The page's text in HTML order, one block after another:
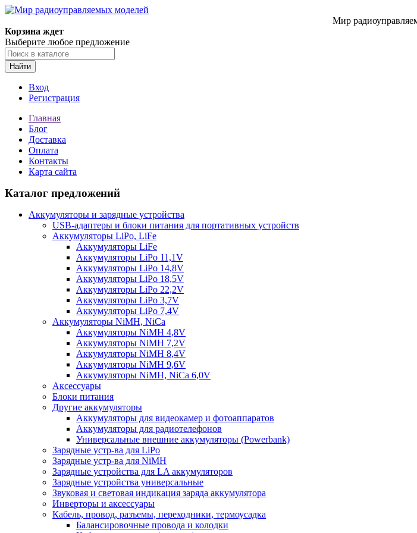
Мир
Корзина ждет
Выберите любое предложение
Найти
Вход
Регистрация
Главная
Блог
Доставка
Оплата
Контакты
Карта сайта
Каталог предложений
Аккумуляторы и зарядные устройства
USB-адаптеры и блоки питания для портативных устройств
Аккумуляторы LiPo, LiFe
Аккумуляторы LiFe
Аккумуляторы LiPo 11,1V
Аккумуляторы LiPo 14,8V
Аккумуляторы LiPo 18,5V
Аккумуляторы LiPo 22,2V
Аккумуляторы LiPo 3,7V
Аккумуляторы LiPo 7,4V
Аккумуляторы NiMH, NiCa
Аккумуляторы NiMH 4,8V
Аккумуляторы NiMH 7,2V
Аккумуляторы NiMH 8,4V
Аккумуляторы NiMH 9,6V
Аккумуляторы NiMH, NiCa 6,0V
Аксессуары
Блоки питания
Другие аккумуляторы
Аккумуляторы для видеокамер и фотоаппаратов
Аккумуляторы для радиотелефонов
Универсальные внешние аккумуляторы (Powerbank)
Зарядные устр-ва для LiPo
Зарядные устр-ва для NiMH
Зарядные устройства для LA аккумуляторов
Зарядные устройства универсальные
Звуковая и световая индикация заряда аккумулятора
Инверторы и аксессуары
Кабель, провод, разъемы, переходники, термоусадка
Балансировочные провода и колодки